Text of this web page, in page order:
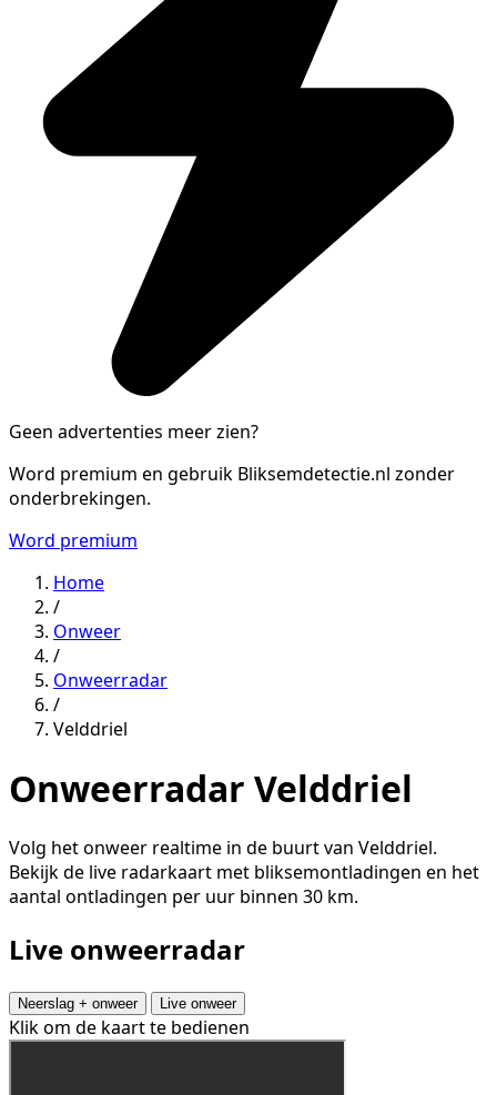
Geen advertenties meer zien?
Word premium en gebruik Bliksemdetectie.nl zonder
onderbrekingen.
Word premium
Home
/
Onweer
/
Onweerradar
/
Velddriel
Onweerradar Velddriel
Volg het onweer realtime in de buurt van Velddriel.
Bekijk de live radarkaart met bliksemontladingen en het
aantal ontladingen per uur binnen 30 km.
Live onweerradar
Neerslag + onweer Live onweer
Klik om de kaart te bedienen